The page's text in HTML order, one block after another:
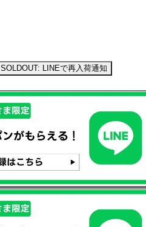
SOLDOUT: LINEで再入荷通知